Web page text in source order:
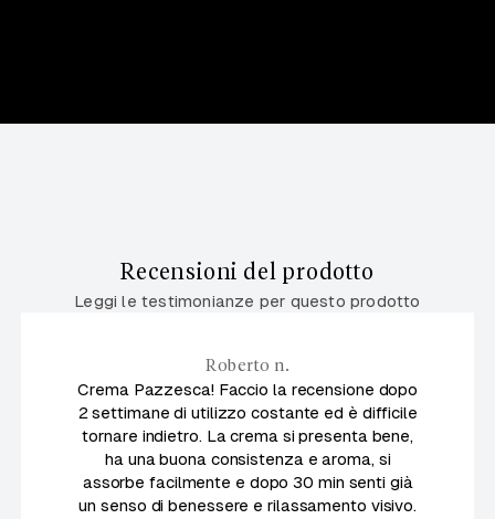
Recensioni del prodotto
Leggi le testimonianze per questo prodotto
Roberto n.
Crema Pazzesca! Faccio la recensione dopo
2 settimane di utilizzo costante ed è difficile
tornare indietro. La crema si presenta bene,
ha una buona consistenza e aroma, si
assorbe facilmente e dopo 30 min senti già
un senso di benessere e rilassamento visivo.